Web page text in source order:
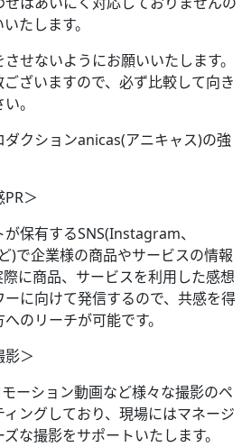
たします。
せないようにお願いいたします。
ざいますので、必ず比較して向き
。
クションanicas(アニキャス)の強
＞
保有するSNS(Instagram、
)で企業様の商品やサービスの情報
に商品、サービスを利用した感想
に向けて発信するので、共感を得
のリーチが可能です。
影＞
ーション動画など様々な撮影のペ
ングしており、現場にはマネージ
な撮影をサポートいたします。